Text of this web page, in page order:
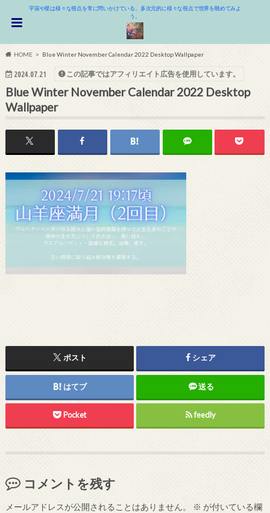
宇宙や星は様々な視点を常に問いかけている。多次元的に様々な視点で世界を眺めてみよ
う。
HOME Blue Winter November Calendar 2022 Desktop Wallpaper
2024.07.21 この記事ではアフィリエイト広告を使用しています。
Blue Winter November Calendar 2022 Desktop
Wallpaper
ポスト シェア
はてブ 送る
Pocket feedly
コメントを残す
メールアドレスが公開されることはありません。 ※ が付いている欄